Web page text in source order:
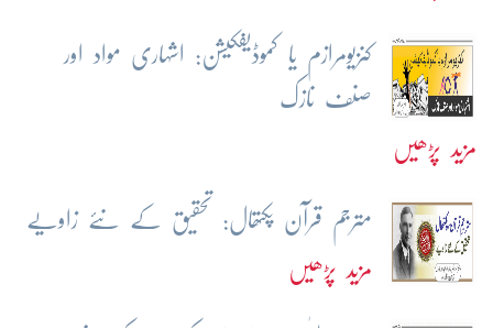
کنزیومرازم یا کموڈیفکیشن: اشہاری مواد اور
صنف نازک
مزید پڑھیں
مترجم قرآن پکتھال: تحقیق کے نئے زاویے
مزید پڑھیں